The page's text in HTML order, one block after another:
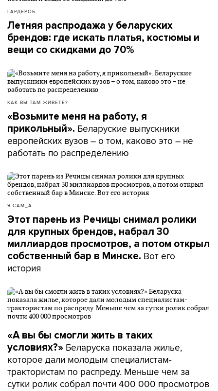
ГАРДЕРОБ
Летняя распродажа у беларуских
брендов: где искать платья, костюмы и
вещи со скидками до 70%
КАК ВЫ ТАМ ЖИВЕТЕ?
«Возьмите меня на работу, я
прикольный». Беларуские выпускники
европейских вузов – о том, каково это – не
работать по распределению
Я САМ_А
Этот парень из Речицы снимал ролики
для крупных брендов, набрал 30
миллиардов просмотров, а потом открыл
собственный бар в Минске. Вот его
история
«А вы бы смогли жить в таких
условиях?» Беларуска показала жилье,
которое дали молодым специалистам-
трактористам по распреду. Меньше чем за
сутки ролик собрал почти 400 000 просмотров